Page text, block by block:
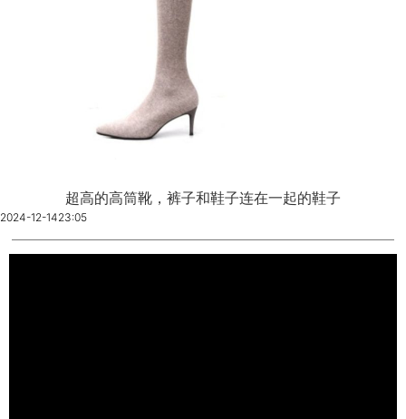
超高的高筒靴，裤子和鞋子连在一起的鞋子
2024-12-1423:05